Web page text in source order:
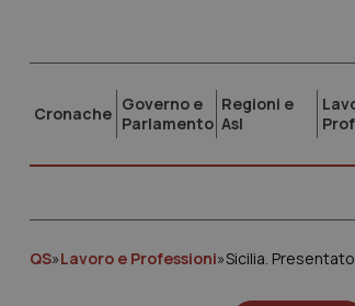
Cronache Governo e
Parlamento
Regioni e
Asl
QS»Lavoro e Professioni»Sicilia.